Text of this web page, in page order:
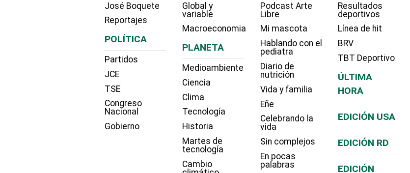
José Boquete
Reportajes
POLÍTICA
Partidos
JCE
TSE
Congreso
Nacional
Gobierno
Global y
variable
Macroeconomia
PLANETA
Medioambiente
Ciencia
Clima
Tecnología
Historia
Martes de
tecnología
Cambio
Podcast Arte
Libre
Mi mascota
Hablando con el
pediatra
Diario de
nutrición
Vida y familia
Eñe
Celebrando la
vida
Sin complejos
En pocas
palabras
Resultados
deportivos
Línea de hit
BRV
TBT Deportivo
ÚLTIMA
HORA
EDICIÓN USA
EDICIÓN RD
EDICIÓN